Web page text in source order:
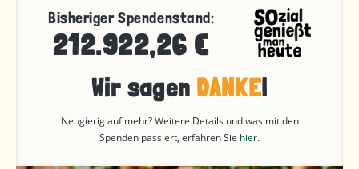
Bisheriger Spendenstand:
212.922,26 €
Wir sagen DANKE!
Neugierig auf mehr? Weitere Details und was mit den
Spenden passiert, erfahren Sie hier.